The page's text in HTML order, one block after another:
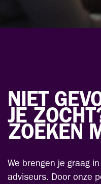
NIET
JE
ZOEKEN
We brengen je graag
adviseurs. Door onze